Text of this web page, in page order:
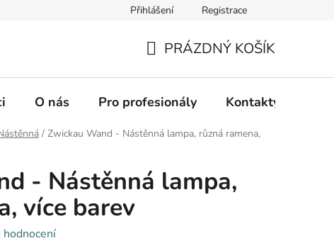
Přihlášení Registrace
KOŠÍK
PRÁZDNÝ KOŠÍK
O nás Pro profesionály Kontakty
/ Zwickau Wand - Nástěnná lampa, různá ramena,
- Nástěnná lampa,
více barev